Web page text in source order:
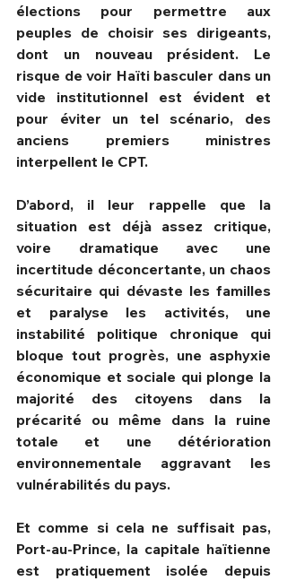
élections pour permettre aux
peuples de choisir ses dirigeants,
dont un nouveau président. Le
risque de voir Haïti basculer dans un
vide institutionnel est évident et
pour éviter un tel scénario, des
anciens premiers ministres
interpellent le CPT.
D’abord, il leur rappelle que la
situation est déjà assez critique,
voire dramatique avec une
incertitude déconcertante, un chaos
sécuritaire qui dévaste les familles
et paralyse les activités, une
instabilité politique chronique qui
bloque tout progrès, une asphyxie
économique et sociale qui plonge la
majorité des citoyens dans la
précarité ou même dans la ruine
totale et une détérioration
environnementale aggravant les
vulnérabilités du pays.
Et comme si cela ne suffisait pas,
Port-au-Prince, la capitale haïtienne
est pratiquement isolée depuis